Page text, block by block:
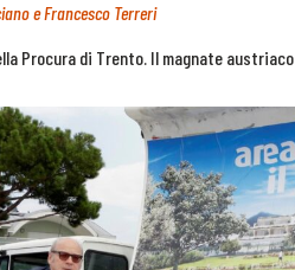
e Francesco Terreri
Procura di Trento. Il magnate